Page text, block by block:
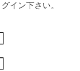
イン下さい。